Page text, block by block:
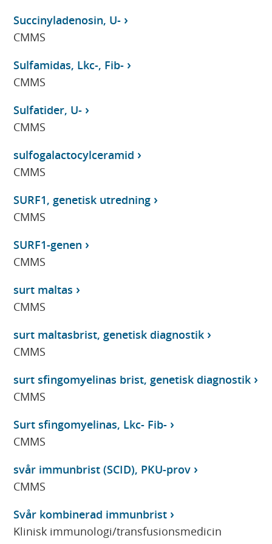
Succinyladenosin, U-
CMMS
Sulfamidas, Lkc-, Fib-
CMMS
Sulfatider, U-
CMMS
sulfogalactocylceramid
CMMS
SURF1, genetisk utredning
CMMS
SURF1-genen
CMMS
surt maltas
CMMS
surt maltasbrist, genetisk diagnostik
CMMS
surt sfingomyelinas brist, genetisk diagnostik
CMMS
Surt sfingomyelinas, Lkc- Fib-
CMMS
svår immunbrist (SCID), PKU-prov
CMMS
Svår kombinerad immunbrist
Klinisk immunologi/transfusionsmedicin